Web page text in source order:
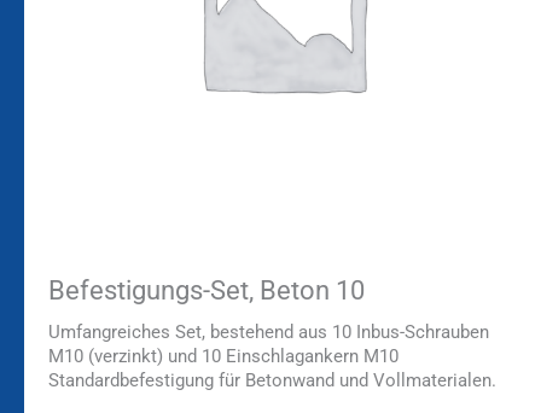
Befestigungs-Set, Beton 10
Umfangreiches Set, bestehend aus 10 Inbus-Schrauben
M10 (verzinkt) und 10 Einschlagankern M10
Standardbefestigung für Betonwand und Vollmaterialen.